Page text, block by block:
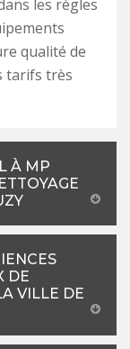
les règles
qualité de
tarifs très
À MP
DE
VILLE DE